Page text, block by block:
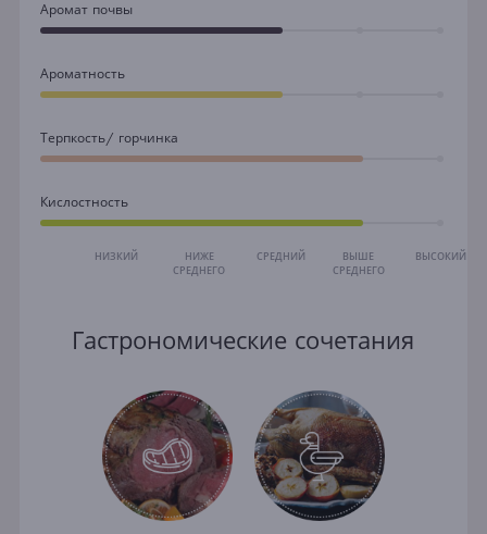
Аромат почвы
Ароматность
Терпкость/ горчинка
Кислостность
НИЗКИЙ
НИЖЕ
СРЕДНЕГО
СРЕДНИЙ
ВЫШЕ
СРЕДНЕГО
ВЫСОКИЙ
Гастрономические сочетания